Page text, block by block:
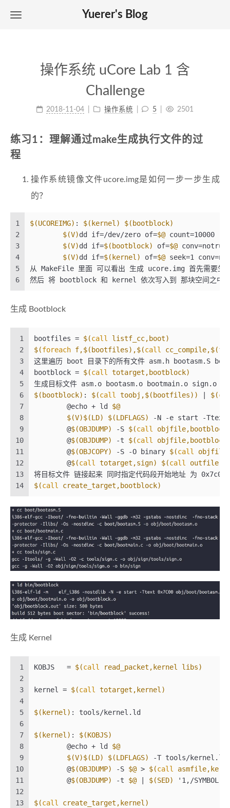
Yuerer's Blog
操作系统 uCore Lab 1 含
Challenge
2018-11-04 操作系统 5 2501
练习1：理解通过make生成执行文件的过
程
操作系统镜像文件ucore.img是如何一步一步生成
的？
1
2
3
4
5
6
$(UCOREIMG) : $(kernel)
$(bootblock)
$(V)dd if=/dev/zero of=$@ count=10000
$(V)dd if=$(bootblock) of=$@
$(V)dd if=$(kernel) of=$@ seek=1
从 MakeFile 里面 可以看出 生成 ucore.img 首先需要生
然后 将 bootblock 和 kernel 依次写入到 那块空间之中
生成 Bootblock
1
2
3
4
5
6
7
8
9
10
11
12
13
14
bootfiles = $(call
listf_cc,boot)
$(foreach f,$(bootfiles) ,$(call cc_compile,$(f)
这里遍历 boot 目录下的所有文件 asm.h bootasm.S
bootblock = $(call
totarget,bootblock)
生成目标文件 asm.o bootasm.o bootmain.o sign.o
$(bootblock) : $(call toobj,$(bootfiles) ) $(
	@echo + ld
$@
$(V)$(LD) $(LDFLAGS)
-N -e start -Ttext
	@
$(OBJDUMP) -S $(call
	@
$(OBJDUMP) -t $(call
	@
$(OBJCOPY) -S -O binary $(call
	@
$(call totarget,sign) $(call
将目标文件 链接起来 同时指定代码段开始地址 为 0x7c00
$(call create_target,bootblock)
生成 Kernel
1
2
3
4
5
6
7
8
9
10
11
12
13
KOBJS	= $(call read_packet,kernel libs)
kernel = $(call totarget,kernel)
$(kernel) : tools/kernel.ld
$(kernel) : $(KOBJS)
	@echo + ld
$@
$(V)$(LD) $(LDFLAGS)
-T tools/
	@
$(OBJDUMP) -S $@ > $(call
	@
$(OBJDUMP) -t $@ $(SED) '1,/
$(call
create_target,kernel)